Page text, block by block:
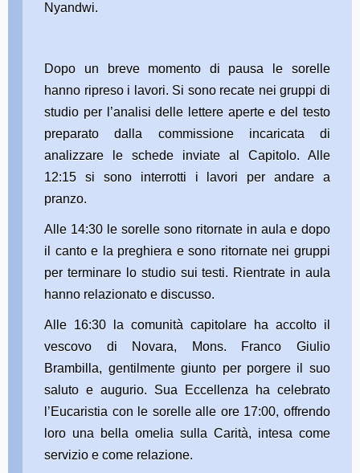
Nyandwi.
Dopo un breve momento di pausa le sorelle
hanno ripreso i lavori. Si sono recate nei gruppi di
studio per l’analisi delle lettere aperte e del testo
preparato dalla commissione incaricata di
analizzare le schede inviate al Capitolo. Alle
12:15 si sono interrotti i lavori per andare a
pranzo.
Alle 14:30 le sorelle sono ritornate in aula e dopo
il canto e la preghiera e sono ritornate nei gruppi
per terminare lo studio sui testi. Rientrate in aula
hanno relazionato e discusso.
Alle 16:30 la comunità capitolare ha accolto il
vescovo di Novara, Mons. Franco Giulio
Brambilla, gentilmente giunto per porgere il suo
saluto e augurio. Sua Eccellenza ha celebrato
l’Eucaristia con le sorelle alle ore 17:00, offrendo
loro una bella omelia sulla Carità, intesa come
servizio e come relazione.